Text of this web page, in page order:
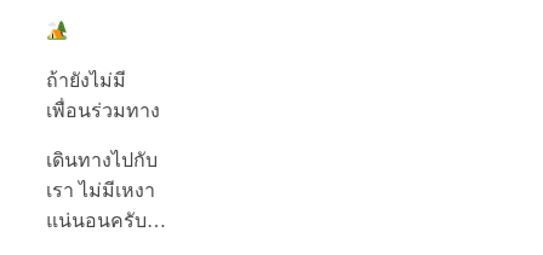
ถ้ายังไม่มี
เพื่อนร่วมทาง
เดินทางไปกับ
เรา ไม่มีเหงา
แน่นอนครับ…